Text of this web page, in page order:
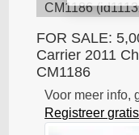
CM1186(
FOR SALE:
Carrier 2011
CM1186
Voor meer info,
Registreer gratis